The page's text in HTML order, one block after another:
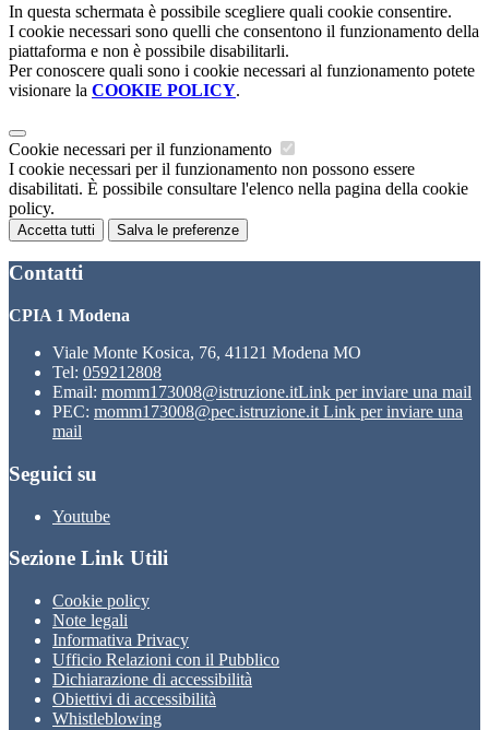
In questa schermata è possibile scegliere quali cookie consentire.
I cookie necessari sono quelli che consentono il funzionamento della
piattaforma e non è possibile disabilitarli.
Per conoscere quali sono i cookie necessari al funzionamento potete
visionare la COOKIE POLICY.
Cookie necessari per il funzionamento
I cookie necessari per il funzionamento non possono essere
disabilitati. È possibile consultare l'elenco nella pagina della cookie
policy.
Accetta tutti Salva le preferenze
Contatti
CPIA 1 Modena
Viale Monte Kosica, 76, 41121 Modena MO
Tel: 059212808
Email: momm173008@istruzione.itLink per inviare una mail
PEC: momm173008@pec.istruzione.it Link per inviare una
mail
Seguici su
Youtube
Sezione Link Utili
Cookie policy
Note legali
Informativa Privacy
Ufficio Relazioni con il Pubblico
Dichiarazione di accessibilità
Obiettivi di accessibilità
Whistleblowing